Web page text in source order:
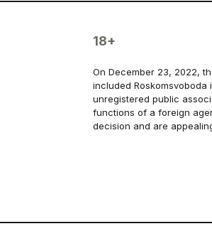
18+
On December 23, 2022,
included Roskomsvoboda
unregistered public
functions of a foreign
decision and are